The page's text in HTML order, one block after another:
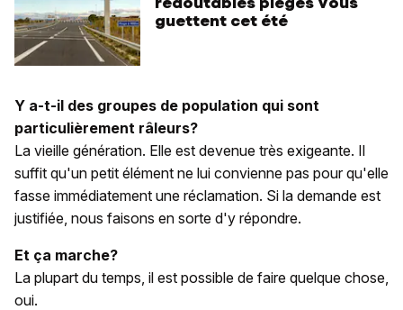
guettent cet été
Y a-t-il des groupes de population qui sont
particulièrement râleurs?
La vieille génération. Elle est devenue très exigeante. Il
suffit qu'un petit élément ne lui convienne pas pour qu'elle
fasse immédiatement une réclamation. Si la demande est
justifiée, nous faisons en sorte d'y répondre.
Et ça marche?
La plupart du temps, il est possible de faire quelque chose,
oui.